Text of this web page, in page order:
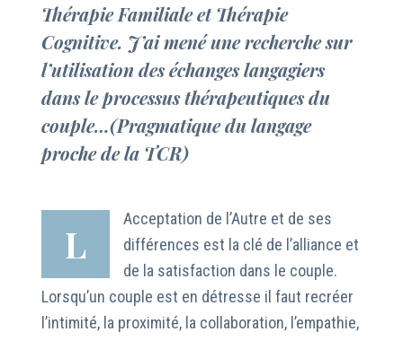
Thérapie Familiale et Thérapie
Cognitive. J’ai mené une recherche sur
l’utilisation des échanges langagiers
dans le processus thérapeutiques du
couple…(Pragmatique du langage
proche de la TCR)
L
Acceptation de l’Autre et de ses
différences est la clé de l’alliance et
de la satisfaction dans le couple.
Lorsqu’un couple est en détresse il faut recréer
l’intimité, la proximité, la collaboration, l’empathie,